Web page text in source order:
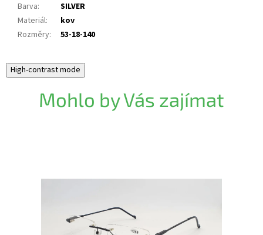
Barva:
SILVER
Materiál:
kov
Rozměry: 53-18-140
High-contrast mode
Mohlo by Vás zajímat